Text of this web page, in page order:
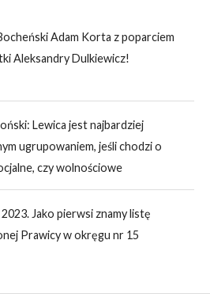
Adam Korta z poparciem
Aleksandry Dulkiewicz!
Lewica jest najbardziej
ugrupowaniem, jeśli chodzi o
czy wolnościowe
Jako pierwsi znamy listę
Prawicy w okręgu nr 15